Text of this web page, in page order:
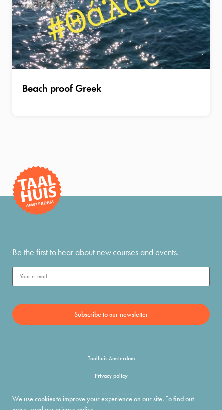
We use cookies to improve your experience on our site. To find out
Beach proof Greek
Be the first to hear about new courses and events.
Taalhuis Amsterdam
Privacy policy